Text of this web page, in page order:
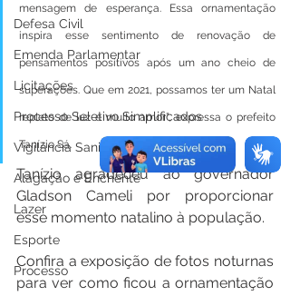
Defesa Civil
Emenda Parlamentar
Licitações
Processo Seletivo Simplificados
Vigilância Sanitária
Alagação e Enchente
Lazer
Esporte
Processo
mensagem de esperança. Essa ornamentação
inspira esse sentimento de renovação de
pensamentos positivos após um ano cheio de
superações. Que em 2021, possamos ter um Natal
repleto de luz e muito amor”, expressa o prefeito
Tanízio Sá.
Tanízio agradeceu ao governador
Gladson Cameli por proporcionar
esse momento natalino à população.
Confira a exposição de fotos noturnas
para ver como ficou a ornamentação